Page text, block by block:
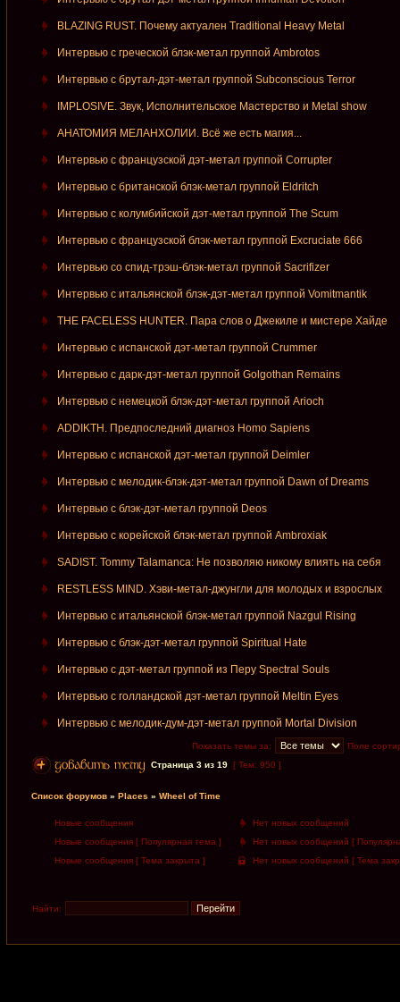
BLAZING RUST. Почему актуален Traditional Heavy Metal
Интервью с греческой блэк-метал группой Ambrotos
Интервью с брутал-дэт-метал группой Subconscious Terror
IMPLOSIVE. Звук, Исполнительское Мастерство и Metal show
АНАТОМИЯ МЕЛАНХОЛИИ. Всё же есть магия...
Интервью с французской дэт-метал группой Corrupter
Интервью с британской блэк-метал группой Eldritch
Интервью с колумбийской дэт-метал группой The Scum
Интервью с французской блэк-метал группой Excruciate 666
Интервью со спид-трэш-блэк-метал группой Sacrifizer
Интервью с итальянской блэк-дэт-метал группой Vomitmantik
THE FACELESS HUNTER. Пара слов о Джекиле и мистере Хайде
Интервью с испанской дэт-метал группой Crummer
Интервью с дарк-дэт-метал группой Golgothan Remains
Интервью с немецкой блэк-дэт-метал группой Arioch
ADDIKTH. Предпоследний диагноз Homo Sapiens
Интервью с испанской дэт-метал группой Deimler
Интервью с мелодик-блэк-дэт-метал группой Dawn of Dreams
Интервью с блэк-дэт-метал группой Deos
Интервью с корейской блэк-метал группой Ambroxiak
SADIST. Tommy Talamanca: Не позволяю никому влиять на себя
RESTLESS MIND. Хэви-метал-джунгли для молодых и взрослых
Интервью с итальянской блэк-метал группой Nazgul Rising
Интервью с блэк-дэт-метал группой Spiritual Hate
Интервью с дэт-метал группой из Перу Spectral Souls
Интервью с голландской дэт-метал группой Meltin Eyes
Интервью с мелодик-дум-дэт-метал группой Mortal Division
Показать темы за:
Поле
Страница 3 из 19 [ Тем: 950 ]
Список форумов » Places » Wheel of Time
Новые сообщения
Нет новых сообщений
Новые сообщения [ Популярная тема ]
Нет новых сообщений [
Новые сообщения [ Тема закрыта ]
Нет новых сообщений [ Тема
Найти: